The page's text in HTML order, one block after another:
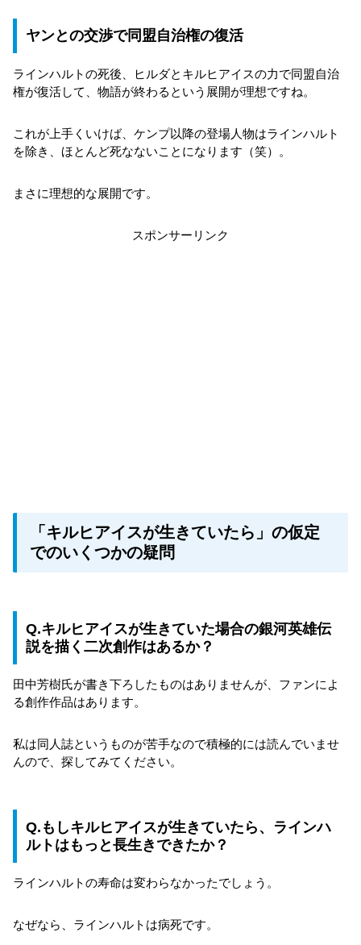
ヤンとの交渉で同盟自治権の復活
ラインハルトの死後、ヒルダとキルヒアイスの力で同盟自治
権が復活して、物語が終わるという展開が理想ですね。
これが上手くいけば、ケンプ以降の登場人物はラインハルト
を除き、ほとんど死なないことになります（笑）。
まさに理想的な展開です。
スポンサーリンク
「キルヒアイスが生きていたら」の仮定
でのいくつかの疑問
Q.キルヒアイスが生きていた場合の銀河英雄伝
説を描く二次創作はあるか？
田中芳樹氏が書き下ろしたものはありませんが、ファンによ
る創作作品はあります。
私は同人誌というものが苦手なので積極的には読んでいませ
んので、探してみてください。
Q.もしキルヒアイスが生きていたら、ラインハ
ルトはもっと長生きできたか？
ラインハルトの寿命は変わらなかったでしょう。
なぜなら、ラインハルトは病死です。